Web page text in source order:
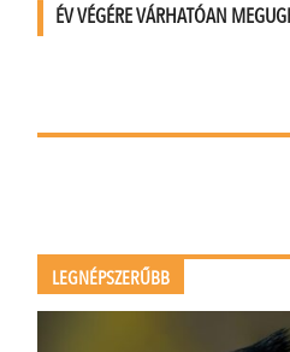
ÉV VÉGÉRE VÁRHATÓAN
LEGNÉPSZERŰBB